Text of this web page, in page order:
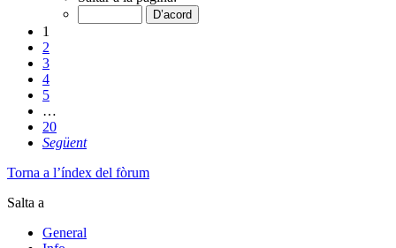
1
2
3
4
5
…
20
Següent
Torna a l’índex del fòrum
Salta a
General